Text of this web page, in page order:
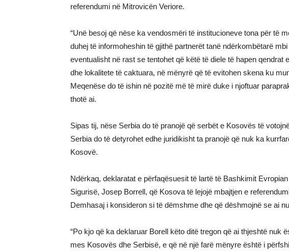
referendumi në Mitrovicën Veriore.
“Unë besoj që nëse ka vendosmëri të institucioneve tona për të
duhej të informoheshin të gjithë partnerët tanë ndërkombëtarë
eventualisht në rast se tentohet që këtë të diele të hapen qendrat
dhe lokalitete të caktuara, në mënyrë që të evitohen skena ku
Meqenëse do të ishin në pozitë më të mirë duke i njoftuar
thotë ai.
Sipas tij, nëse Serbia do të pranojë që serbët e Kosovës të
Serbia do të detyrohet edhe juridikisht ta pranojë që nuk ka
Kosovë.
Ndërkaq, deklaratat e përfaqësuesit të lartë të Bashkimit
Sigurisë, Josep Borrell, që Kosova të lejojë mbajtjen e
Demhasaj i konsideron si të dëmshme dhe që dëshmojnë se ai
“Po kjo që ka deklaruar Borell këto ditë tregon që ai thjeshtë nuk
mes Kosovës dhe Serbisë, e që në një farë mënyre është i